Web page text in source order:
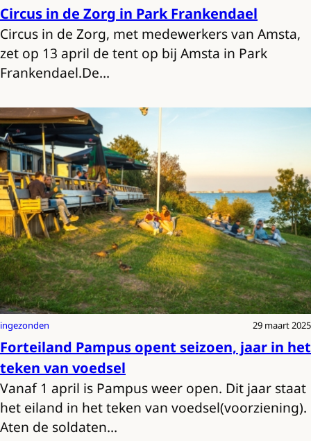
Circus in de Zorg in Park Frankendael
Circus in de Zorg, met medewerkers van Amsta,
zet op 13 april de tent op bij Amsta in Park
Frankendael.De…
ingezonden 29 maart 2025
Forteiland Pampus opent seizoen, jaar in het
teken van voedsel
Vanaf 1 april is Pampus weer open. Dit jaar staat
het eiland in het teken van voedsel(voorziening).
Aten de soldaten…